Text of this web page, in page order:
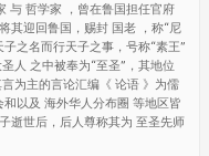
与 哲学家 ，曾在鲁国担任官府
其迎回鲁国，赐封 国老 ，称“尼
之名而行天子之事，号称“素王”
人 之中被奉为“至圣”，其地位
为主的言论汇编《 论语 》为儒
以及 海外华人分布圈 等地区皆
逝世后，后人尊称其为 至圣先师